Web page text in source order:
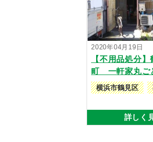
2020年04月19日
【不用品処分
町 一軒家丸ご
横浜市鶴見区
詳しく